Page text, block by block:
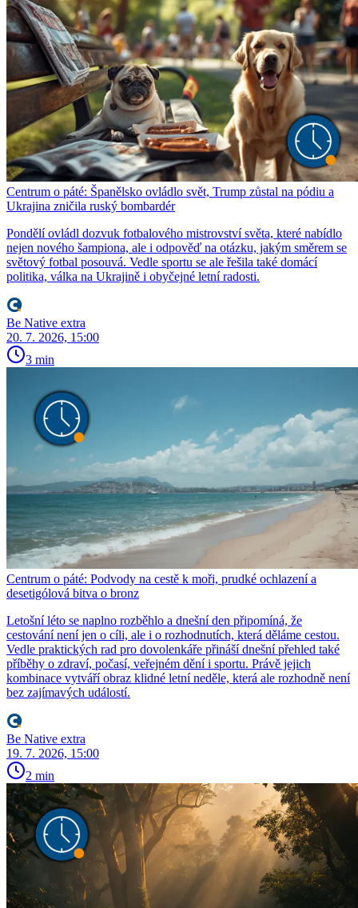
Centrum o páté: Španělsko ovládlo svět, Trump zůstal na pódiu a
Ukrajina zničila ruský bombardér
Pondělí ovládl dozvuk fotbalového mistrovství světa, které nabídlo
nejen nového šampiona, ale i odpověď na otázku, jakým směrem se
světový fotbal posouvá. Vedle sportu se ale řešila také domácí
politika, válka na Ukrajině i obyčejné letní radosti.
Be Native extra
20. 7. 2026, 15:00
3 min
Centrum o páté: Podvody na cestě k moři, prudké ochlazení a
desetigólová bitva o bronz
Letošní léto se naplno rozběhlo a dnešní den připomíná, že
cestování není jen o cíli, ale i o rozhodnutích, která děláme cestou.
Vedle praktických rad pro dovolenkáře přináší dnešní přehled také
příběhy o zdraví, počasí, veřejném dění i sportu. Právě jejich
kombinace vytváří obraz klidné letní neděle, která ale rozhodně není
bez zajímavých událostí.
Be Native extra
19. 7. 2026, 15:00
2 min